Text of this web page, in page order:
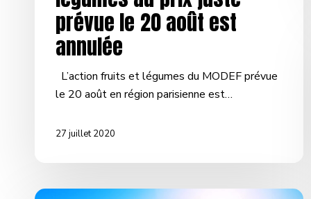
prévue le 20 août est
annulée
L’action fruits et légumes du MODEF prévue
le 20 août en région parisienne est…
27 juillet 2020